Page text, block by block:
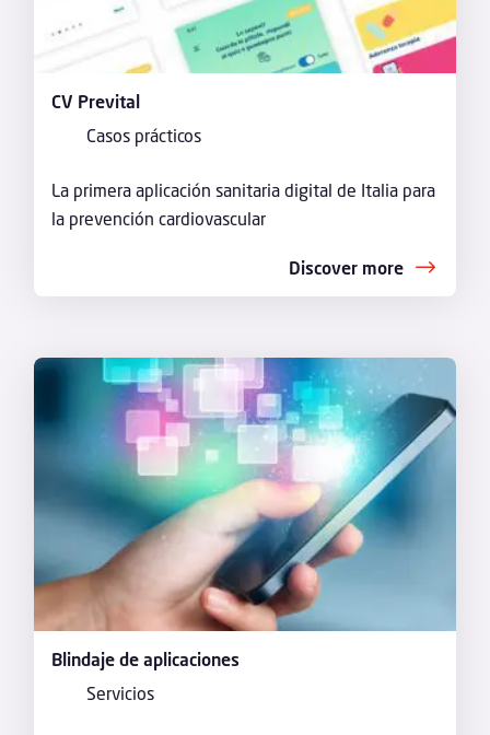
CV Prevital
Casos prácticos
La primera aplicación sanitaria digital de Italia para
la prevención cardiovascular
Discover more
Blindaje de aplicaciones
Servicios